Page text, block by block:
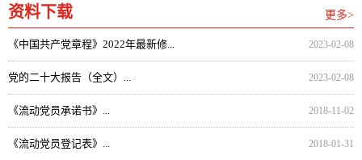
资料下载 更多>
《中国共产党章程》2022年最新修... 2023-02-08
党的二十大报告（全文）... 2023-02-08
《流动党员承诺书》... 2018-11-02
《流动党员登记表》... 2018-01-31